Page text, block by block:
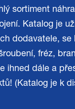
sortiment
Katalog je
dodavatele,
fréz,
ihned dále a
(Katalog je k